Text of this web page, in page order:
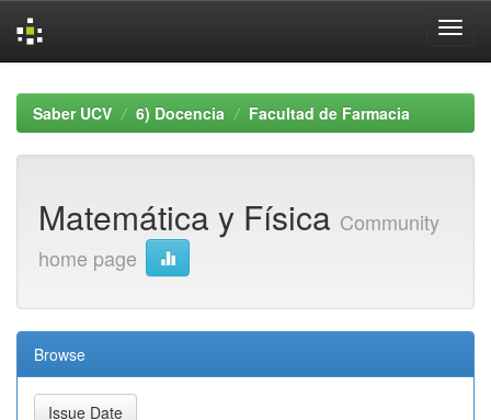
navigationSaber UCV 6) Docencia Facultad de Farmacia
Matemática y Física Community
home page
Browse